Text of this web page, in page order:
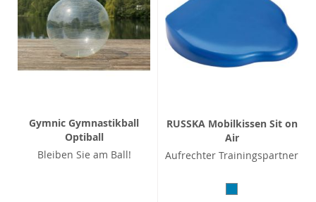
Gymnic Gymnastikball
Optiball
Bleiben Sie am Ball!
RUSSKA Mobilkissen Sit on
Air
Aufrechter Trainingspartner